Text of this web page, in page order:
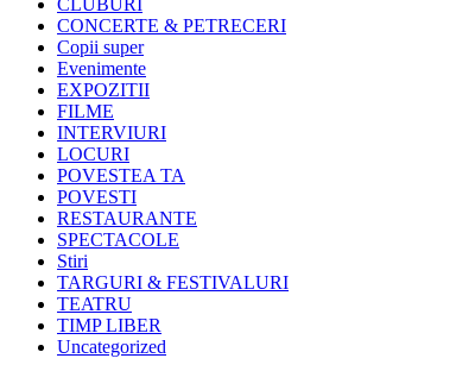
CLUBURI
CONCERTE & PETRECERI
Copii super
Evenimente
EXPOZITII
FILME
INTERVIURI
LOCURI
POVESTEA TA
POVESTI
RESTAURANTE
SPECTACOLE
Stiri
TARGURI & FESTIVALURI
TEATRU
TIMP LIBER
Uncategorized